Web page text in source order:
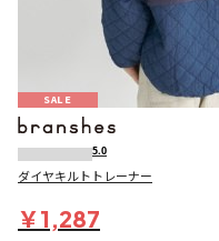
SALE
5.0
ダイヤキルトトレーナー
￥1,287